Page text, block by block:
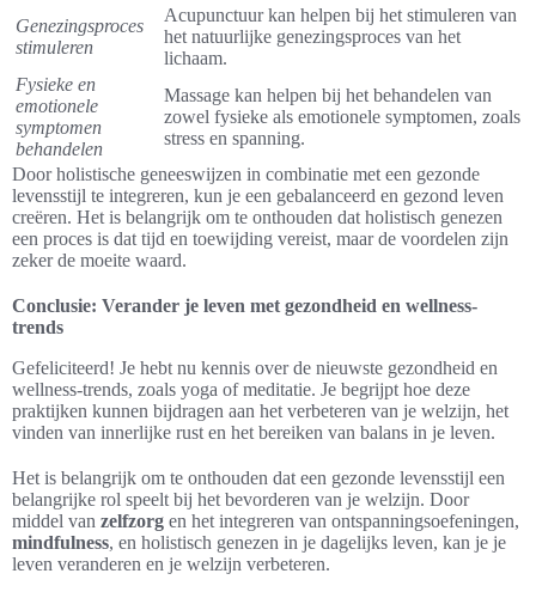
Genezingsproces
stimuleren
Acupunctuur kan helpen bij het stimuleren van
het natuurlijke genezingsproces van het
lichaam.
Fysieke en
emotionele
symptomen
behandelen
Massage kan helpen bij het behandelen van
zowel fysieke als emotionele symptomen, zoals
stress en spanning.
Door holistische geneeswijzen in combinatie met een gezonde
levensstijl te integreren, kun je een gebalanceerd en gezond leven
creëren. Het is belangrijk om te onthouden dat holistisch genezen
een proces is dat tijd en toewijding vereist, maar de voordelen zijn
zeker de moeite waard.
Conclusie: Verander je leven met gezondheid en wellness-
trends
Gefeliciteerd! Je hebt nu kennis over de nieuwste gezondheid en
wellness-trends, zoals yoga of meditatie. Je begrijpt hoe deze
praktijken kunnen bijdragen aan het verbeteren van je welzijn, het
vinden van innerlijke rust en het bereiken van balans in je leven.
Het is belangrijk om te onthouden dat een gezonde levensstijl een
belangrijke rol speelt bij het bevorderen van je welzijn. Door
middel van zelfzorg en het integreren van ontspanningsoefeningen,
mindfulness, en holistisch genezen in je dagelijks leven, kan je je
leven veranderen en je welzijn verbeteren.